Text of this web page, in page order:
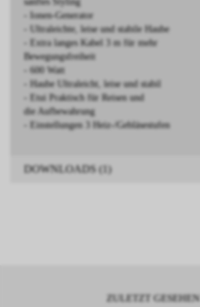
- Ionen-Generator
- Ultraleichte, leise und stabile Haube
- Extra langes Kabel 3 m für mehr
Bewegungsfreiheit
- 600 Watt
- Haube Ultraleicht, leise und stabil
- Etui Praktisch für Reisen und
die Aufbewahrung
- Einstellungen 3 Heiz-/Gebläsestufen
DOWNLOADS (1)
ZULETZT GESEHEN